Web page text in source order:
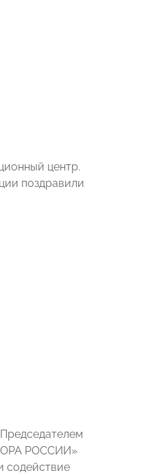
центр.
поздравили
РОССИИ»
содействие